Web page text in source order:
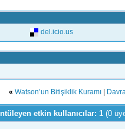
del.icio.us
« Watson’un Bitişiklik Kuramı
etkin kullanıcılar: 1 (0